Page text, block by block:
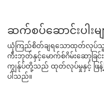
ဆက်စပ်ဆောင်းပါးမျ
ယုံကြည်စိတ်ချရသောထုတ်လုပ်သူဖြ
ကီးဘုတ်နှင့်မောက်စ်ဂိမ်းဆော့ခြ
ကျွန်ုပ်တို့သည် ထုတ်လုပ်မှုနှင့် ဖြန့်ဖ
ပါသည်။